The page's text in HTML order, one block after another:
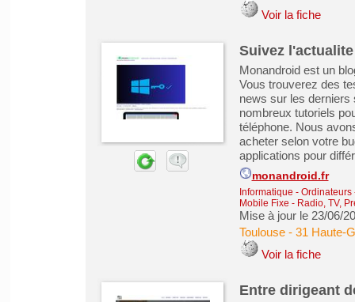
Voir la fiche
Suivez
Monandroid est un
Vous trouverez des
news sur les derniers
nombreux tutoriels
téléphone. Nous
acheter selon votre
applications pour
monandroid.fr
Informatique -
Mobile Fixe - Radio, TV,
Mise à jour le 23/06/
Toulouse- 31 Haute-
Voir la fiche
Entre dirigeant